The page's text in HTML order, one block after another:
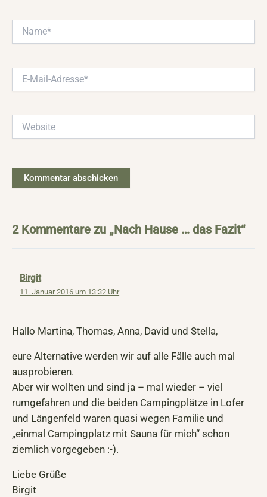
Mail-
2 Kommentare zu „Nach Hause … das Fazit“
Birgit
11. Januar 2016 um 13:32 Uhr
Hallo Martina, Thomas, Anna, David und Stella,
eure Alternative werden wir auf alle Fälle auch mal
ausprobieren.
Aber wir wollten und sind ja – mal wieder – viel
rumgefahren und die beiden Campingplätze in Lofer
und Längenfeld waren quasi wegen Familie und
„einmal Campingplatz mit Sauna für mich“ schon
ziemlich vorgegeben :-).
Liebe Grüße
Birgit